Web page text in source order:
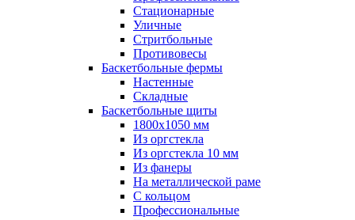
Стационарные
Уличные
Стритбольные
Противовесы
Баскетбольные фермы
Настенные
Складные
Баскетбольные щиты
1800х1050 мм
Из оргстекла
Из оргстекла 10 мм
Из фанеры
На металлической раме
С кольцом
Профессиональные